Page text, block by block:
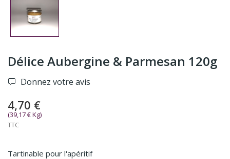
Délice Aubergine & Parmesan 120g
Donnez votre avis
4,70 €
(39,17 € Kg)
TTC
Tartinable pour l'apéritif